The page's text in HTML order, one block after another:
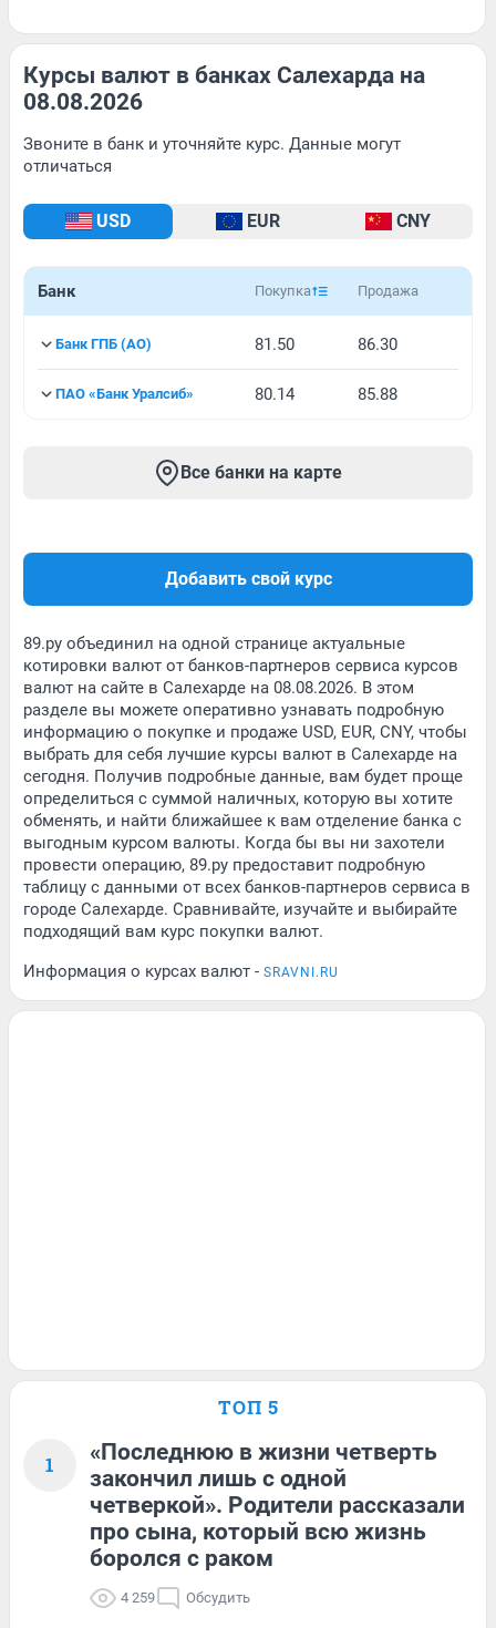
Курсы валют в банках Салехарда на
08.08.2026
Звоните в банк и уточняйте курс. Данные могут
отличаться
USD EUR CNY
Банк Покупка Продажа
Банк ГПБ (АО) 81.50 86.30
ПАО «Банк Уралсиб» 80.14 85.88
Все банки на карте
Добавить свой курс
89.ру объединил на одной странице актуальные
котировки валют от банков-партнеров сервиса курсов
валют на сайте в Салехарде на 08.08.2026. В этом
разделе вы можете оперативно узнавать подробную
информацию о покупке и продаже USD, EUR, CNY, чтобы
выбрать для себя лучшие курсы валют в Салехарде на
сегодня. Получив подробные данные, вам будет проще
определиться с суммой наличных, которую вы хотите
обменять, и найти ближайшее к вам отделение банка с
выгодным курсом валюты. Когда бы вы ни захотели
провести операцию, 89.ру предоставит подробную
таблицу с данными от всех банков-партнеров сервиса в
городе Салехарде. Сравнивайте, изучайте и выбирайте
подходящий вам курс покупки валют.
Информация о курсах валют - SRAVNI.RU
ТОП 5
1
«Последнюю в жизни четверть
закончил лишь с одной
четверкой». Родители рассказали
про сына, который всю жизнь
боролся с раком
4 259 Обсудить